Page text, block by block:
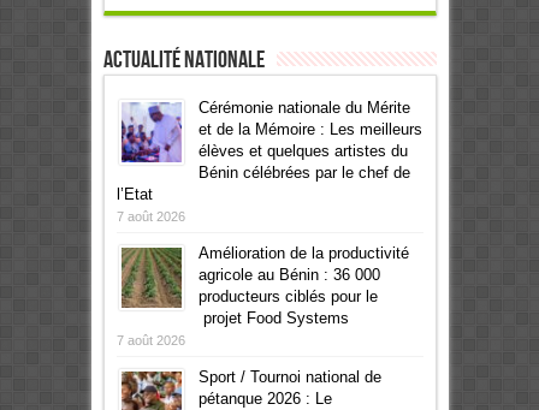
Actualité Nationale
Cérémonie nationale du Mérite
et de la Mémoire : Les meilleurs
élèves et quelques artistes du
Bénin célébrées par le chef de
l’Etat
7 août 2026
Amélioration de la productivité
agricole au Bénin : 36 000
producteurs ciblés pour le
projet Food Systems
7 août 2026
Sport / Tournoi national de
pétanque 2026 : Le